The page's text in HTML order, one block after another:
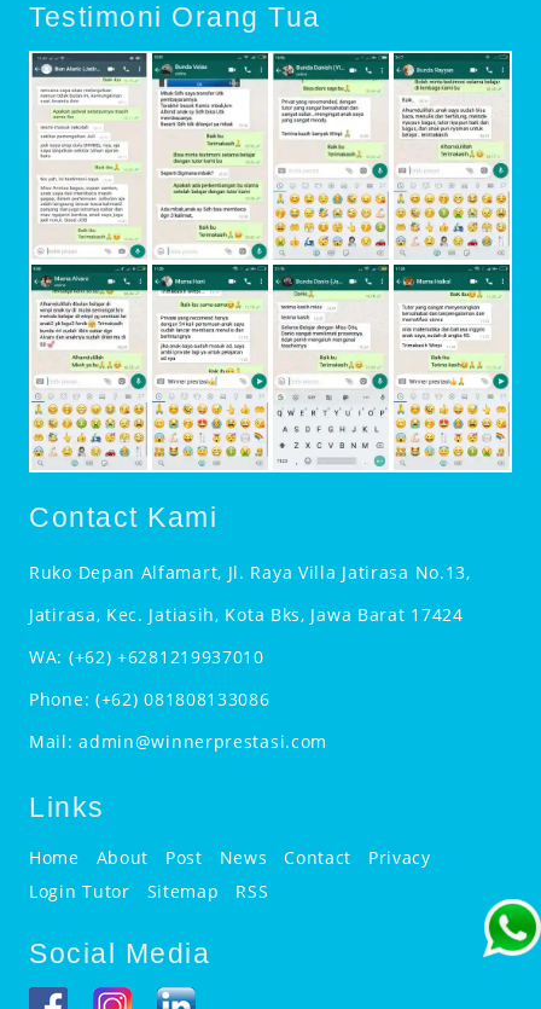
Testimoni Orang Tua
Contact Kami
Ruko Depan Alfamart, Jl. Raya Villa Jatirasa No.13,
Jatirasa, Kec. Jatiasih, Kota Bks, Jawa Barat 17424
WA: (+62) +6281219937010
Phone: (+62) 081808133086
Mail:admin@winnerprestasi.com
Links
Home About Post News Contact
Privacy
Login Tutor
Sitemap RSS
Social Media